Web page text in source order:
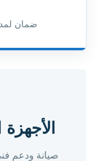
ضمان
صيانة ودعم